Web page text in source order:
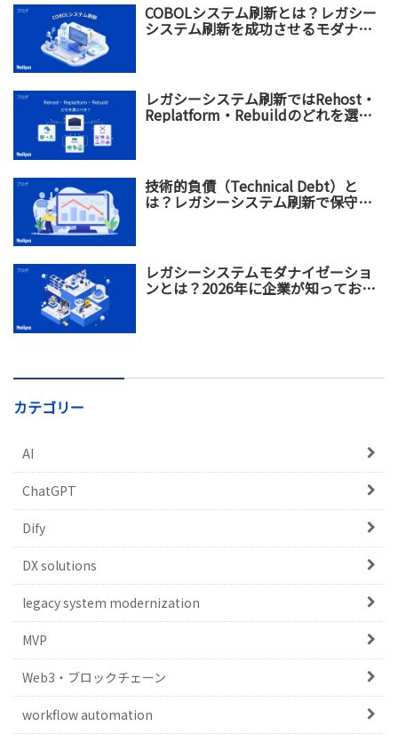
COBOLシステム刷新とは？レガシー
システム刷新を成功させるモダナイ
レガシーシステム刷新ではRehost・
Replatform・Rebuildのどれを選ぶ
技術的負債（Technical Debt）と
は？レガシーシステム刷新で保守コ
レガシーシステムモダナイゼーショ
ンとは？2026年に企業が知っておく
カテゴリー
AI
ChatGPT
Dify
DX solutions
legacy system modernization
MVP
Web3・ブロックチェーン
workflow automation